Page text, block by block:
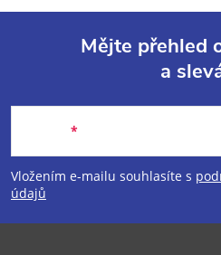
p
a
Mějte přehled
a
Vložením e-mailu souhlasíte s
údajů